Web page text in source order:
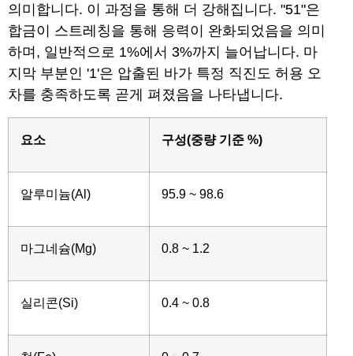
의미합니다. 이 과정을 통해 더 강해집니다. "51"은
합금이 스트레칭을 통해 응력이 완화되었음을 의미
하며, 일반적으로 1%에서 3%까지 늘어납니다. 마
지막 부분인 '1'은 압출된 바가 특정 직진도 허용 오
차를 충족하도록 곧게 펴졌음을 나타냅니다.
요소 구성(중량 기준 %)
알루미늄(Al) 95.9 ~ 98.6
마그네슘(Mg) 0.8 ~ 1.2
실리콘(Si) 0.4 ~ 0.8